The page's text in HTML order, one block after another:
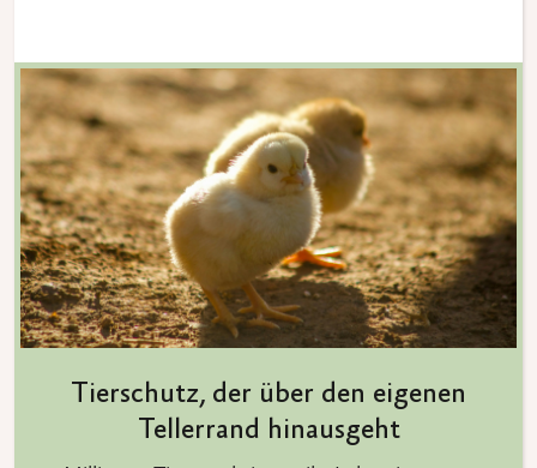
Tierschutz, der über den eigenen
Tellerrand hinausgeht